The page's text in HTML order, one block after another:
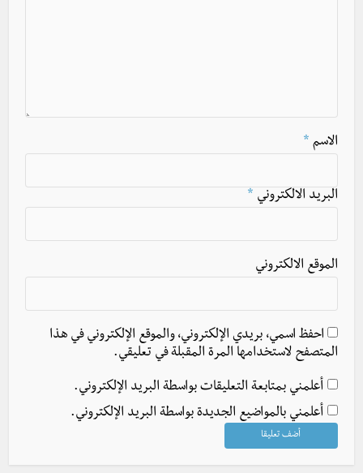
الاسم *
البريد الالكتروني *
الموقع الالكتروني
احفظ اسمي، بريدي الإلكتروني، والموقع الإلكتروني في هذا
المتصفح لاستخدامها المرة المقبلة في تعليقي.
أعلمني بمتابعة التعليقات بواسطة البريد الإلكتروني.
أعلمني بالمواضيع الجديدة بواسطة البريد الإلكتروني.